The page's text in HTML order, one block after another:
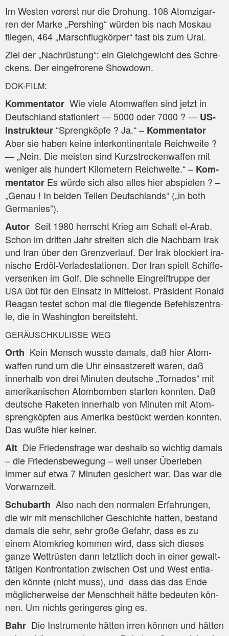
Im Wes­ten vor­erst nur die Dro­hung. 108 Atom­zi­gar­
ren der Mar­ke „Pers­hing“ wür­den bis nach Mos­kau
flie­gen, 464 „Marsch­flug­kör­per“ fast bis zum Ural.
Ziel der „Nach­rüs­tung“: ein Gleich­ge­wicht des Schre­
ckens. Der ein­ge­fro­re­ne Showdown.
DOK-FILM:
Kom­men­ta­tor Wie vie­le Atom­waf­fen sind jetzt in
Deutsch­land sta­tio­niert — 5000 oder 7000 ? — US-
Instruk­teur“Spreng­köp­fe ? Ja.“ – Kom­men­ta­tor
Aber sie haben kei­ne inter­kon­ti­nen­ta­le Reich­wei­te ?
— „Nein. Die meis­ten sind Kurz­stre­cken­waf­fen mit
weni­ger als hun­dert Kilo­me­tern Reich­wei­te.“ – Kom­
men­ta­tor Es wür­de sich also alles hier abspie­len ? –
„Genau ! In bei­den Tei­len Deutsch­lands“ („in both
Germanies“).
Autor Seit 1980 herrscht Krieg am Schatt el-Arab.
Schon im drit­ten Jahr strei­ten sich die Nach­barn Irak
und Iran über den Grenz­ver­lauf. Der Irak blo­ckiert ira­
ni­sche Erd­öl-Ver­la­de­sta­tio­nen. Der Iran spielt Schif­fe­
ver­sen­ken im Golf. Die schnel­le Ein­greif­trup­pe der
USA übt für den Ein­satz in Mit­tel­ost. Prä­si­dent Ronald
Rea­gan tes­tet schon mal die flie­gen­de Befehls­zen­tra­
le, die in Washing­ton bereitsteht.
GERÄUSCHKULISSE WEG
Orth Kein Mensch wuss­te damals, daß hier Atom­
waf­fen rund um die Uhr ein­sast­ze­reit waren, daß
inner­halb von drei Minu­ten deut­sche „Tor­na­dos“ mit
ame­ri­ka­ni­schen Atom­bom­ben star­ten konn­ten. Daß
deut­sche Rake­ten inner­halb von Minu­ten mit Atom­
spreng­köp­fen aus Ame­ri­ka bestückt wer­den konn­ten.
Das wuß­te hier keiner.
Alt Die Frie­dens­fra­ge war des­halb so wich­tig damals
– die Frie­dens­be­we­gung – weil unser Über­le­ben
immer auf etwa 7 Minu­ten gesi­chert war. Das war die
Vorwarnzeit.
Schub­arth Also nach den nor­ma­len Erfah­run­gen,
die wir mit mensch­li­cher Geschich­te hat­ten, bestand
damals die sehr, sehr gro­ße Gefahr, dass es zu
einem Atom­krieg kom­men wird, dass sich die­ses
gan­ze Wett­rüs­ten dann letzt­lich doch in einer gewalt­
tä­ti­gen Kon­fron­ta­ti­on zwi­schen Ost und West ent­la­
den könn­te (nicht muss), und dass das das Ende
mög­li­cher­wei­se der Mensch­heit hät­te bedeu­ten kön­
nen. Um nichts gerin­ge­res ging es.
Bahr Die Instru­men­te hät­ten irren kön­nen und hät­ten